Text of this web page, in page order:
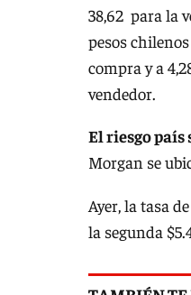
38,62 para la
pesos
compra y a
vendedor.
El riesgo país
Morgan se
Ayer, la tasa de
la segunda